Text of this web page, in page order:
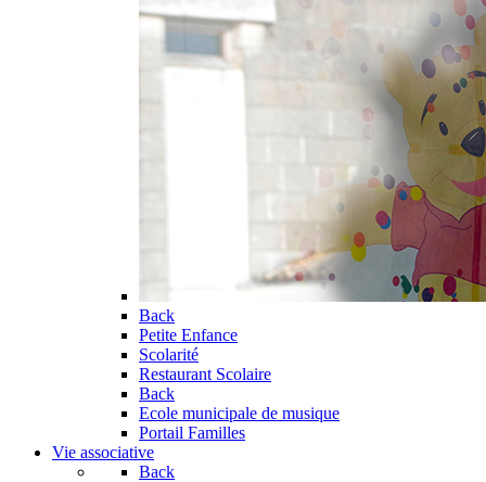
Back
Petite Enfance
Scolarité
Restaurant Scolaire
Back
Ecole municipale de musique
Portail Familles
Vie associative
Back